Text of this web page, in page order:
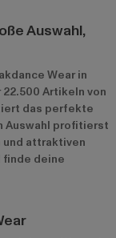
Auswahl,
Wear in
Artikeln von
das perfekte
Auswahl profitierst
attraktiven
finde deine